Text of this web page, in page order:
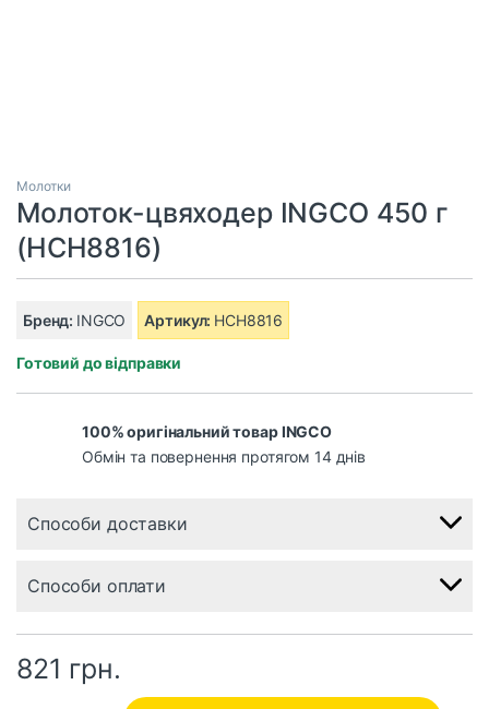
Молотки
Молоток-цвяходер INGCO 450 г
(HCH8816)
Бренд: INGCO Артикул: HCH8816
Готовий до відправки
100% оригінальний товар INGCO
Обмін та повернення протягом 14 днів
Способи доставки
Способи оплати
821 грн.